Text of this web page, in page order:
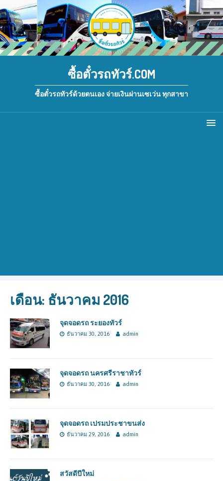
ซื้อตั๋วรถทัวร์.COM
ซื้อตั๋วรถทัวร์ด้วยตนเอง จ่ายเงินผ่านเซเว่น ทุกสาขา
เดือน: ธันวาคม 2016
จุดจอดรถ ระยองทัวร์
ธันวาคม 30, 2016 admin
จุดจอดรถ นครศรีราชาทัวร์
ธันวาคม 30, 2016 admin
จุดจอดรถ เปรมประชาขนส่ง
ธันวาคม 29, 2016 admin
สวัสดีปีใหม่